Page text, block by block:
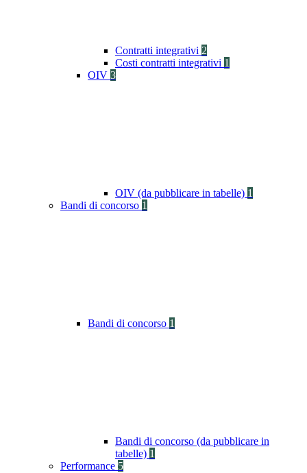
Contratti integrativi 2
Costi contratti integrativi 1
OIV 3
OIV (da pubblicare in tabelle) 1
Bandi di concorso 1
Bandi di concorso 1
Bandi di concorso (da pubblicare in
tabelle) 1
Performance 5